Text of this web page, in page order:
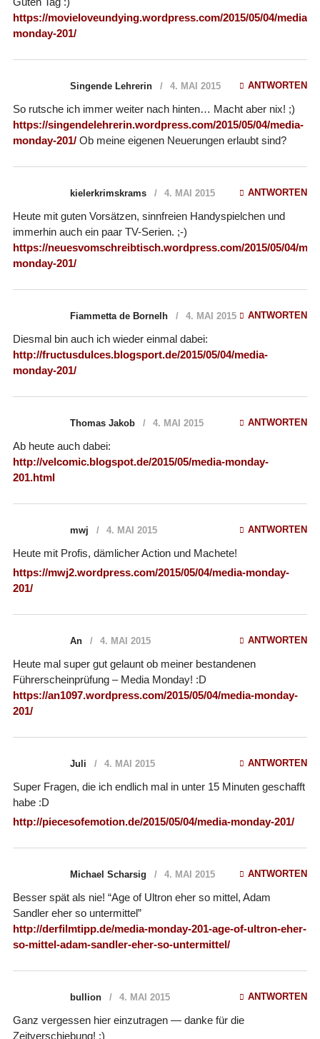
https://movieloveundying.wordpress.com/2015/05/04/media-
monday-201/
Singende Lehrerin 4. MAI 2015 ANTWORTEN
So rutsche ich immer weiter nach hinten… Macht aber nix! ;)
https://singendelehrerin.wordpress.com/2015/05/04/media-
monday-201/Ob meine eigenen Neuerungen erlaubt sind?
kielerkrimskrams 4. MAI 2015 ANTWORTEN
Heute mit guten Vorsätzen, sinnfreien Handyspielchen und
immerhin auch ein paar TV-Serien. ;-)
https://neuesvomschreibtisch.wordpress.com/2015/05/04/
monday-201/
Fiammetta de Bornelh 4. MAI 2015 ANTWORTEN
Diesmal bin auch ich wieder einmal dabei:
http://fructusdulces.blogsport.de/2015/05/04/media-
monday-201/
Thomas Jakob 4. MAI 2015 ANTWORTEN
Ab heute auch dabei:
http://velcomic.blogspot.de/2015/05/media-monday-
201.html
mwj 4. MAI 2015 ANTWORTEN
Heute mit Profis, dämlicher Action und Machete!
https://mwj2.wordpress.com/2015/05/04/media-monday-
201/
An 4. MAI 2015 ANTWORTEN
Heute mal super gut gelaunt ob meiner bestandenen
Führerscheinprüfung – Media Monday! :D
https://an1097.wordpress.com/2015/05/04/media-monday-
201/
Juli 4. MAI 2015 ANTWORTEN
Super Fragen, die ich endlich mal in unter 15 Minuten geschafft
habe :D
http://piecesofemotion.de/2015/05/04/media-monday-201/
Michael Scharsig 4. MAI 2015 ANTWORTEN
Besser spät als nie! “Age of Ultron eher so mittel, Adam
Sandler eher so untermittel”
http://derfilmtipp.de/media-monday-201-age-of-ultron-eher-
so-mittel-adam-sandler-eher-so-untermittel/
bullion 4. MAI 2015 ANTWORTEN
Ganz vergessen hier einzutragen — danke für die
Zeitverschiebung! :)